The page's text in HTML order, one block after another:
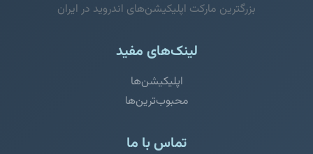
بزرگترین مارکت اپلیکیشن‌های اندروید در ایران
لینک‌های مفید
اپلیکیشن‌ها
محبوب‌ترین‌ها
تماس با ما